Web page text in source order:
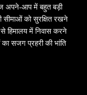
अपने-आप में बहुत बड़ी
सीमाओं को सुरक्षित रखने
हिमालय में निवास करने
सजग प्रहरी की भांति